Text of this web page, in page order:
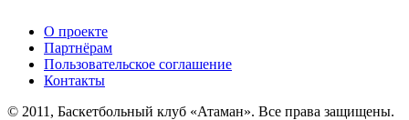
О проекте
Партнёрам
Пользовательское соглашение
Контакты
© 2011, Баскетбольный клуб «Атаман». Все права защищены.